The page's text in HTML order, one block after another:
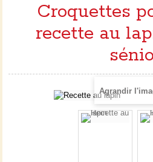
Croquettes
recette au
Agrandir